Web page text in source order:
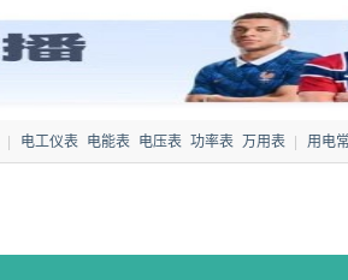
电工仪表 电能表 电压表 功率表 万用表 用电